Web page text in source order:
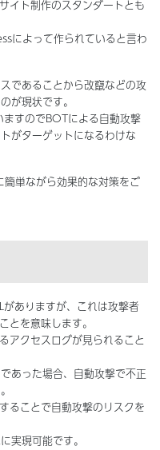
イト制作のスタンダートとも
によって作られていると言わ
であることから改竄などの攻
が現状です。
すのでBOTによる自動攻撃
がターゲットになるわけな
簡単ながら効果的な対策をご
ありますが、これは攻撃者
とを意味します。
アクセスログが見られること
あった場合、自動攻撃で不正
ることで自動攻撃のリスクを
実現可能です。